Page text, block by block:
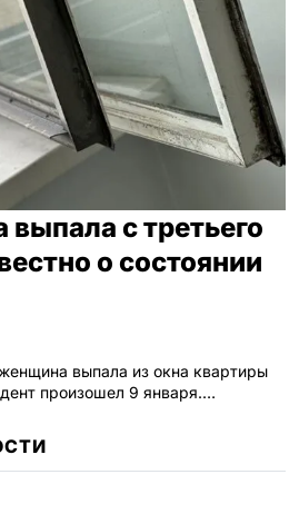
выпала с третьего
о состоянии
выпала из окна квартиры
произошел 9 января.…